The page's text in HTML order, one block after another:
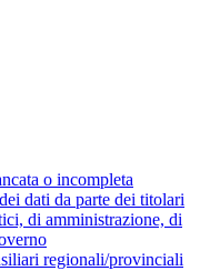
o incompleta
dati da parte dei titolari
di amministrazione, di
regionali/provinciali